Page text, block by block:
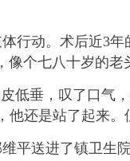
动。术后近3年
像个七八十岁的老
垂，叹了口气，
他还是站了起来
送进了镇卫生院